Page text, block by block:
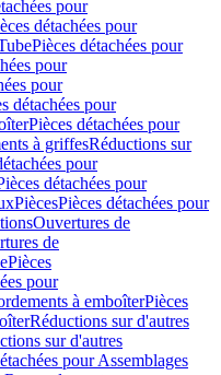
pour
détachées pour
Pièces détachées pour
pour
pour
détachées pour
Pièces détachées pour
à griffesRéductions sur
pour
détachées pour
PiècesPièces détachées pour
Ouvertures de
de
Pièces
pour
à emboîterPièces
Réductions sur d'autres
sur d'autres
pour Assemblages